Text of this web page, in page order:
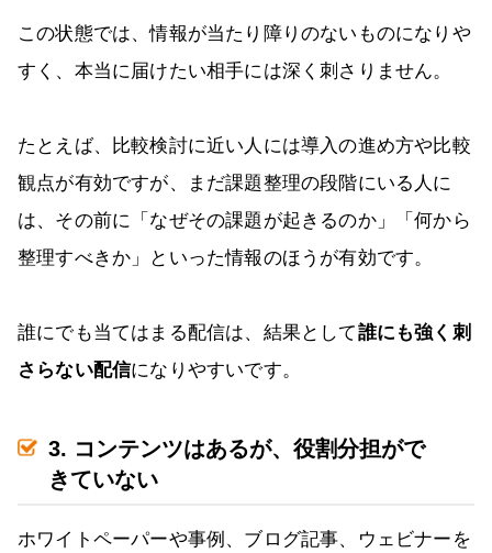
この状態では、情報が当たり障りのないものになりや
すく、本当に届けたい相手には深く刺さりません。
たとえば、比較検討に近い人には導入の進め方や比較
観点が有効ですが、まだ課題整理の段階にいる人に
は、その前に「なぜその課題が起きるのか」「何から
整理すべきか」といった情報のほうが有効です。
誰にでも当てはまる配信は、結果として誰にも強く刺
さらない配信になりやすいです。
3. コンテンツはあるが、役割分担がで
きていない
ホワイトペーパーや事例、ブログ記事、ウェビナーを